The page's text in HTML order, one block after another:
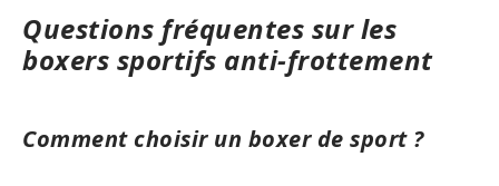
Questions fréquentes sur les
boxers sportifs anti-frottement
Comment choisir un boxer de sport ?